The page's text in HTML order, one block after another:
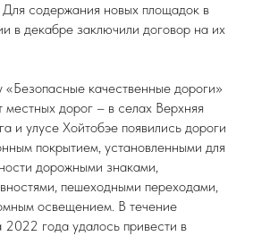
Для содержания новых площадок в
в декабре заключили договор на их
«Безопасные качественные дороги»
дорог – в селах Верхняя
и улусе Хойтобэе появились дороги
покрытием, установленными для
дорожными знаками,
пешеходными переходами,
освещением. В течение
2022 года удалось привести в